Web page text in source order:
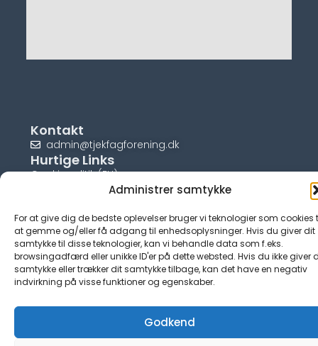
Administrer samtykke
For at give dig de bedste oplevelser bruger vi teknologier som cookies
at gemme og/eller få adgang til enhedsoplysninger. Hvis du giver dit
samtykke til disse teknologier, kan vi behandle data som f.eks.
browsingadfærd eller unikke ID'er på dette websted. Hvis du ikke giver
samtykke eller trækker dit samtykke tilbage, kan det have en negativ
indvirkning på visse funktioner og egenskaber.
Godkend
Kontakt
admin@tjekfagforening.dk
Hurtige Links
Cookiepolitik (EU)
© tjek-fagforening.dk